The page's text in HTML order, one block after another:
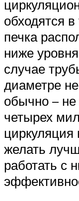
обходятся
печка
ниже
случае
диаметре
обычно –
четырех
циркуляция
желать
работать с